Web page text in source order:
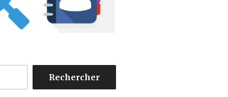
Rechercher